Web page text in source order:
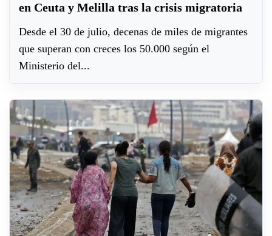
en Ceuta y Melilla tras la crisis migratoria
Desde el 30 de julio, decenas de miles de migrantes
que superan con creces los 50.000 según el
Ministerio del...